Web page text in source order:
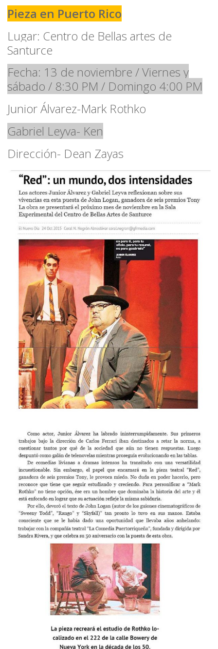
Pieza en Puerto Rico
Lugar: Centro de Bellas artes de
Santurce
Fecha: 13 de noviembre / Viernes y
sábado / 8:30 PM / Domingo 4:00 PM
Junior Álvarez-Mark Rothko
Gabriel Leyva- Ken
Dirección- Dean Zayas